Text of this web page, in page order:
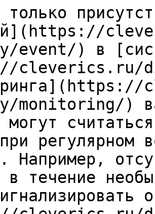
только
event/) в
cleverics.ru/
monitoring/)
могут
регулярном
Например,
в течение